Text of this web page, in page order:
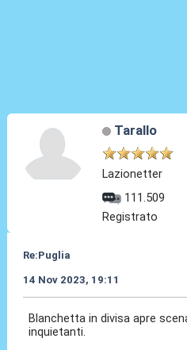
Tarallo
Lazionetter
111.509
Registrato
Re:Puglia
14 Nov 2023, 19:11
Blanchetta in divisa apre
inquietanti.